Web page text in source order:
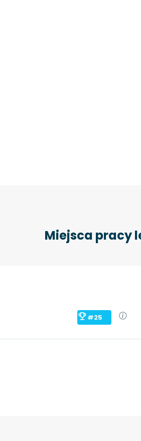
Miejsca pracy
#25